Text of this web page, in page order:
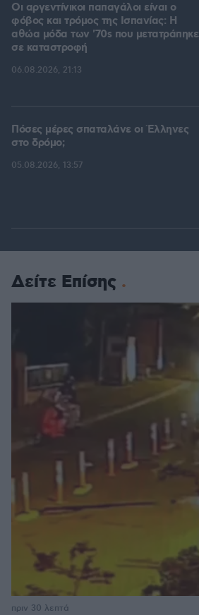
Οι αργεντίνικοι παπαγάλοι είναι ο
φόβος και τρόμος της Ισπανίας: Η
αθώα μόδα των '70s που μετατράπηκε
σε καταστροφή
06.08.2026, 21:13
Πόσες μέρες σπαταλάνε οι Έλληνες
στο δρόμο;
05.08.2026, 13:57
Δείτε Επίσης
πριν 30 λεπτά